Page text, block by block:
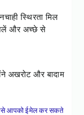
स्थिरता मिल
और अच्छे से
अखरोट और बादाम
आपको ईमेल कर सकते